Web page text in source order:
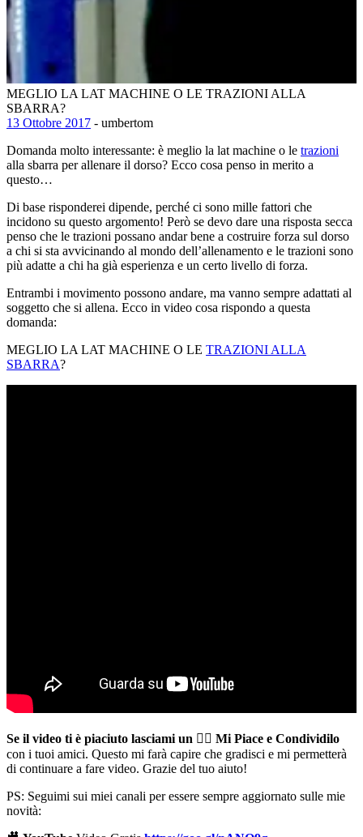
MEGLIO LA LAT MACHINE O LE TRAZIONI ALLA
SBARRA?
13 Ottobre 2017 - umbertom
Domanda molto interessante: è meglio la lat machine o le trazioni
alla sbarra per allenare il dorso? Ecco cosa penso in merito a
questo…
Di base risponderei dipende, perché ci sono mille fattori che
incidono su questo argomento! Però se devo dare una risposta secca
penso che le trazioni possano andar bene a costruire forza sul dorso
a chi si sta avvicinando al mondo dell’allenamento e le trazioni sono
più adatte a chi ha già esperienza e un certo livello di forza.
Entrambi i movimento possono andare, ma vanno sempre adattati al
soggetto che si allena. Ecco in video cosa rispondo a questa
domanda:
MEGLIO LA LAT MACHINE O LE TRAZIONI ALLA
SBARRA?
Se il video ti è piaciuto lasciami un 👍🏻 Mi Piace e Condividilo
con i tuoi amici. Questo mi farà capire che gradisci e mi permetterà
di continuare a fare video. Grazie del tuo aiuto!
PS: Seguimi sui miei canali per essere sempre aggiornato sulle mie
novità: